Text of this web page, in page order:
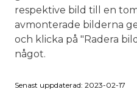
respektive bild till en
avmonterade bilderna
och klicka på "Radera
något.
Senast uppdaterad: 2023-02-17